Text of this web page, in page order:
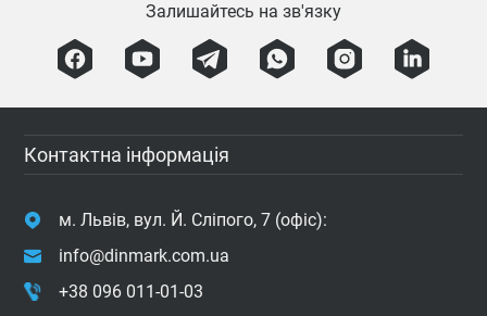
Залишайтесь на зв'язку
Контактна інформація
м. Львів, вул. Й. Сліпого, 7 (офіс):
info@dinmark.com.ua
+38 096 011-01-03